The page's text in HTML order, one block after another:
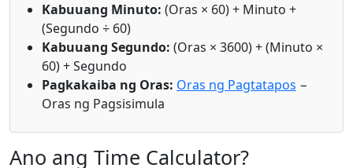
Kabuuang Minuto: (Oras × 60) + Minuto +
(Segundo ÷ 60)
Kabuuang Segundo: (Oras × 3600) + (Minuto ×
60) + Segundo
Pagkakaiba ng Oras: Oras ng Pagtatapos −
Oras ng Pagsisimula
Ano ang Time Calculator?